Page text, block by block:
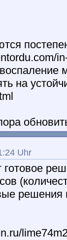
на
Uhr
готовое
решения